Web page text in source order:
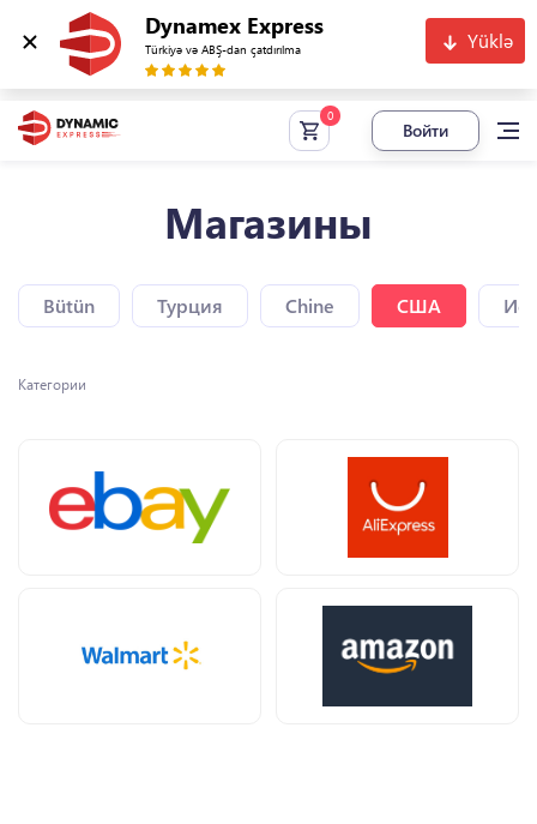
Dynamex Express
Türkiyə və ABŞ-dan çatdırılma Yüklə
Войти
Магазины
Bütün Турция Chine США
Категории